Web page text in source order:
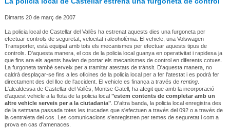
Dimarts 20 de març de 2007
La policia local de Castellar del Vallès ha estrenat aquests dies una furgoneta per
efectuar controls de seguretat, velocitat i alcoholèmia. El vehicle, una Volswagen
Transporter, està equipat amb tots els mecanismes per efectuar aquests tipus de
controls. D'aquesta manera, el cos de la policia local guanya en operativitat i rapidesa ja
que fins ara els agents havien de portar els mecanismes de control en diferents cotxes.
La furgoneta també serveix per a tramitar atestats de trànsit. D'aquesta manera, no
caldrà desplaçar-se fins a les oficines de la policia local per a fer l'atestat i es podrà fer
directament des del lloc de l'accident. El vehicle es finança a través de renting.
L'alcaldessa de Castellar del Vallès, Montse Gatell, ha afegit que amb la incorporació
d'aquest vehicle a la flota de la policia local "estem contents de completar amb un
altre vehicle serveis per a la ciutadania". D'altra banda, la policia local enregistra des
de la setmana passada totes les trucades que s'efectuen a través del 092 o a través de
la centraleta del cos. Les comunicacions s'enregistren per temes de seguretat i com a
prova en cas d'amenaces.